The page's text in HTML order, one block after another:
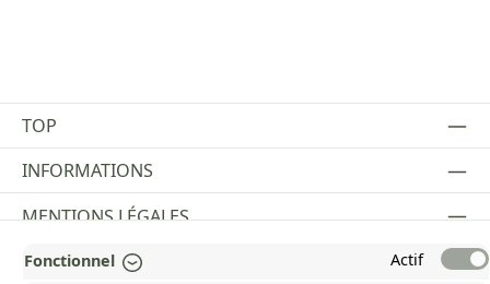
TOP
INFORMATIONS
MENTIONS LÉGALES
PAYMENT AND SHIPPING METHODS
Fonctionnel Actif